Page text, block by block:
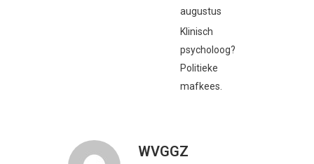
augustus
Klinisch
psycholoog?
Politieke
mafkees.
WVGGZ